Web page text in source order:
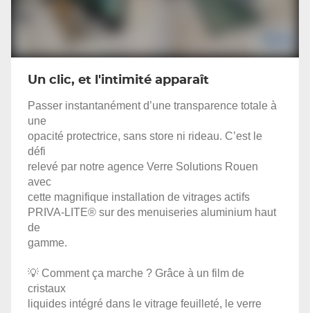
Un clic, et l'intimité apparaît
Passer instantanément d’une transparence totale à
une
opacité protectrice, sans store ni rideau. C’est le
défi
relevé par notre agence Verre Solutions Rouen
avec
cette magnifique installation de vitrages actifs
PRIVA-LITE® sur des menuiseries aluminium haut
de
gamme.
💡 Comment ça marche ? Grâce à un film de
cristaux
liquides intégré dans le vitrage feuilleté, le verre